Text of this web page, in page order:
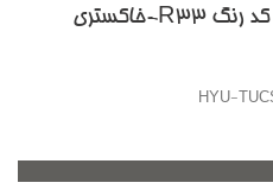
پک خشگير هیوندای توسان با کد رنگ R33-خاکستري
HYU-